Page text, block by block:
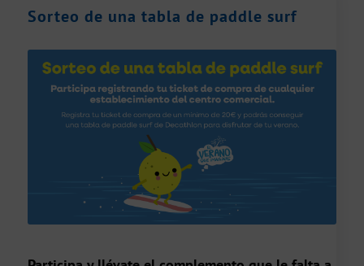
Sorteo de una tabla de paddle surf